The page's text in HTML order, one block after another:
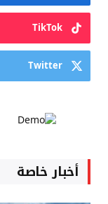
TikTok
Twitter
أخبار خاصة